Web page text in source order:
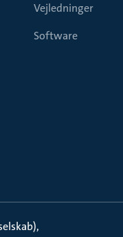
Vejledninger
Software